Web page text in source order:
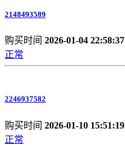
2148493589
购买时间 2026-01-04 22:58:37
正常
2246937582
购买时间 2026-01-10 15:51:19
正常